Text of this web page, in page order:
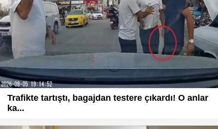
Trafikte tartıştı, bagajdan testere çıkardı! O anlar
ka...